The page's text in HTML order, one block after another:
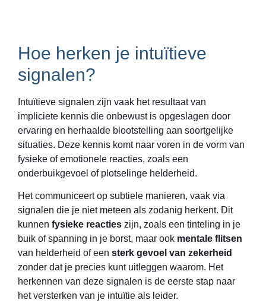
Hoe herken je intuïtieve
signalen?
Intuïtieve signalen zijn vaak het resultaat van
impliciete kennis die onbewust is opgeslagen door
ervaring en herhaalde blootstelling aan soortgelijke
situaties. Deze kennis komt naar voren in de vorm van
fysieke of emotionele reacties, zoals een
onderbuikgevoel of plotselinge helderheid.
Het communiceert op subtiele manieren, vaak via
signalen die je niet meteen als zodanig herkent. Dit
kunnen fysieke reacties zijn, zoals een tinteling in je
buik of spanning in je borst, maar ook mentale flitsen
van helderheid of een sterk gevoel van zekerheid
zonder dat je precies kunt uitleggen waarom. Het
herkennen van deze signalen is de eerste stap naar
het versterken van je intuïtie als leider.